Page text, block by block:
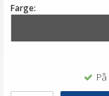
Farge: